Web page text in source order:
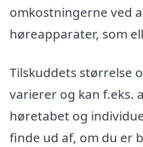
omkostningerne ved
høreapparater, som
Tilskuddets størrelse
varierer og kan f.eks.
høretabet og
finde ud af, om du er